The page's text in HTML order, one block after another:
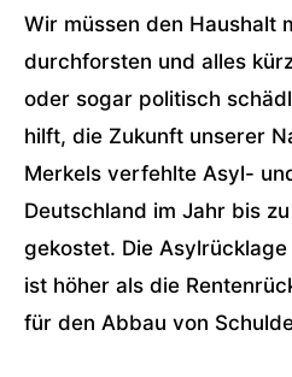
Wir müssen den Haushalt
durchforsten und alles
oder sogar politisch
hilft, die Zukunft unserer
Merkels verfehlte Asyl-
Deutschland im Jahr bis
gekostet. Die
ist höher als die
für den Abbau von